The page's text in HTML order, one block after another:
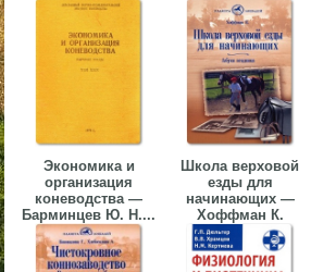
Экономика и
организация
коневодства —
Барминцев Ю. Н....
Школа верховой
езды для
начинающих —
Хоффман К.